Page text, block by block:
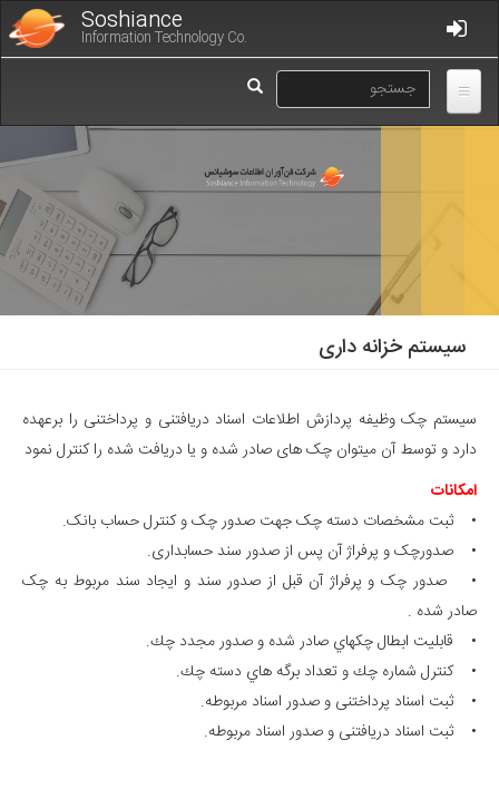
محتوای
اصلی
Soshiance
Information Technology Co.
فرم
جستجو
جستجو
سيستم خزانه داری
سیستم چک وظیفه پردازش اطلاعات اسناد دریافتنی و پرداختنی را برعهده
دارد و توسط آن میتوان چک های صادر شده و یا دریافت شده را کنترل نمود
امکانات
• ثبت مشخصات دسته چک جهت صدور چک و کنترل حساب بانک.
• صدورچک و پرفراژ آن پس از صدور سند حسابداری.
• صدور چک و پرفراژ آن قبل از صدور سند و ایجاد سند مربوط به چک
صادر شده .
• قابليت ابطال چكهاي صادر شده و صدور مجدد چك.
• كنترل شماره چك و تعداد برگه هاي دسته چك.
• ثبت اسناد پرداختنی و صدور اسناد مربوطه.
• ثبت اسناد دریافتنی و صدور اسناد مربوطه.